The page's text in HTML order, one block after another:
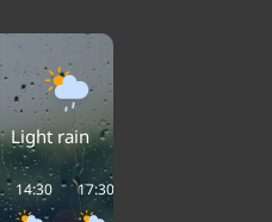
Light rain
14:30 17:30